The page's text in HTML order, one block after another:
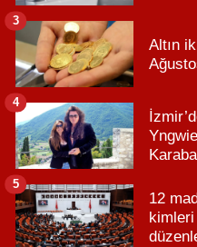
Altın
3
4
12
kimleri
5